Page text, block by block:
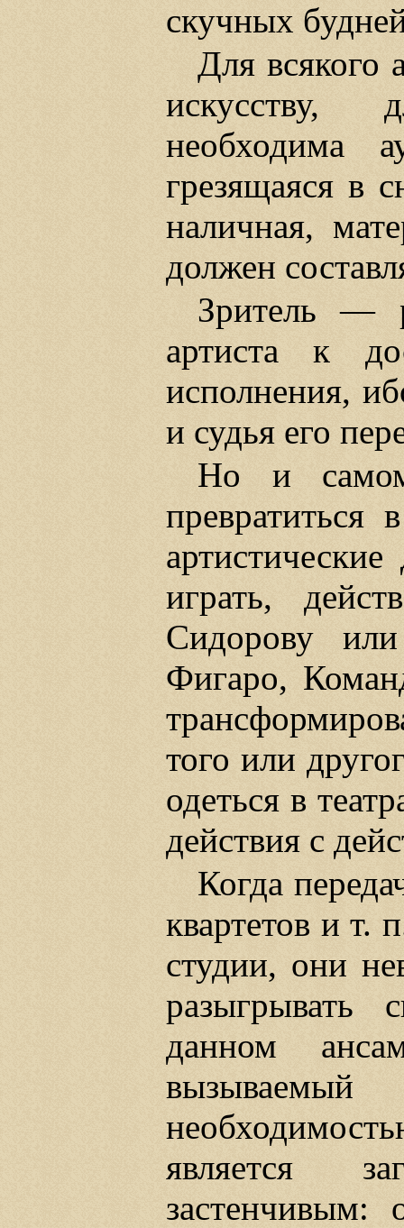
скучных
Для всякого
искусству,
необходима
грезящаяся в
наличная,
должен
Зритель —
артиста к
исполнения,
и судья его
Но и
превратиться
играть,
Сидорову
Фигаро,
того или
одеться в
действия с
Когда
квартетов и т.
студии, они
разыгрывать
данном
является
застенчивым: